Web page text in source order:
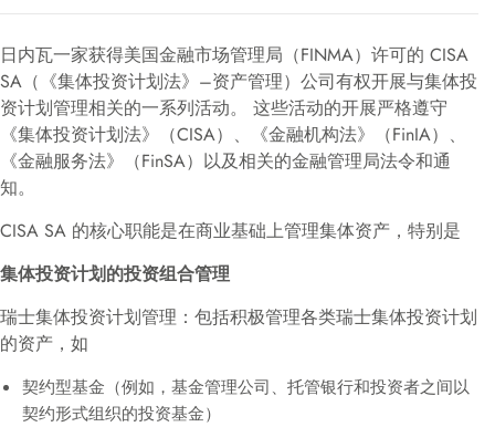
日内瓦一家获得美国金融市场管理局（FINMA）许可的 CISA
SA（《集体投资计划法》–资产管理）公司有权开展与集体投
资计划管理相关的一系列活动。 这些活动的开展严格遵守
《集体投资计划法》（CISA）、《金融机构法》（FinIA）、
《金融服务法》（FinSA）以及相关的金融管理局法令和通
知。
CISA SA 的核心职能是在商业基础上管理集体资产，特别是
集体投资计划的投资组合管理
瑞士集体投资计划管理：包括积极管理各类瑞士集体投资计划
的资产，如
契约型基金（例如，基金管理公司、托管银行和投资者之间以
契约形式组织的投资基金）